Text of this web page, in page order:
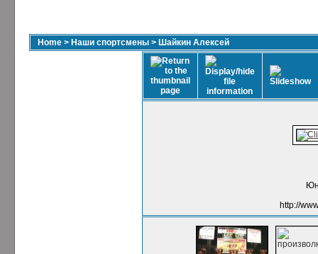
Home > Наши спортсмены > Шайкин Алексей
http://